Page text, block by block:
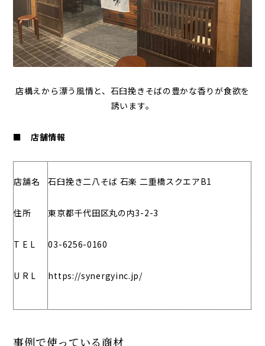
店構えから漂う風情と、石臼挽きそばの豊かな香りが食欲を
誘います。
■ 店舗情報
店舗名
住所
T E L
U R L
石臼挽き二八そば 石楽 二重橋スクエアB1
東京都千代田区丸の内3-2-3
03-6256-0160
https://synergyinc.jp/
事例で使っている商材